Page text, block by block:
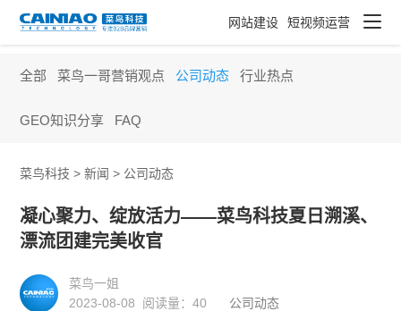
网站建设 短视频运营
全部 菜鸟一哥营销观点 公司动态 行业热点
GEO知识分享 FAQ
菜鸟科技 >新闻 > 公司动态
凝心聚力、绽放活力——菜鸟科技夏日溯溪、
漂流团建完美收官
菜鸟一姐
2023-08-08 阅读量：40 公司动态